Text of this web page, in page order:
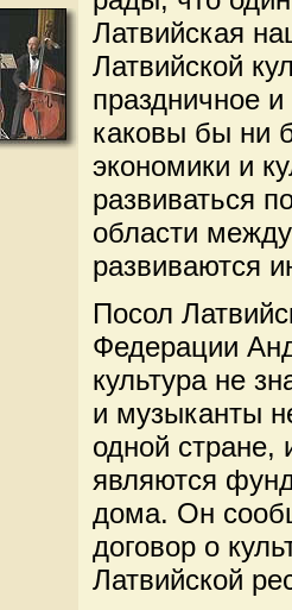
Латвийская
Латвийской
праздничное
каковы бы ни
экономики и
развиваться
области
развиваются
Посол
Федерации
культура не
и музыканты
одной стране,
являются
дома. Он
договор о
Латвийской